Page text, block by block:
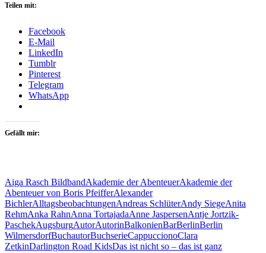
Teilen mit:
Facebook
E-Mail
LinkedIn
Tumblr
Pinterest
Telegram
WhatsApp
Gefällt mir:
Aiga Rasch BildbandAkademie der AbenteuerAkademie der
Abenteuer von Boris PfeifferAlexander
BichlerAlltagsbeobachtungenAndreas SchlüterAndy SiegeAnita
RehmAnka RahnAnna TortajadaAnne JaspersenAntje Jortzik-
PaschekAugsburgAutorAutorinBalkonienBarBerlinBerlin
WilmersdorfBuchautorBuchserieCappuccionoClara
ZetkinDarlington Road KidsDas ist nicht so – das ist ganz